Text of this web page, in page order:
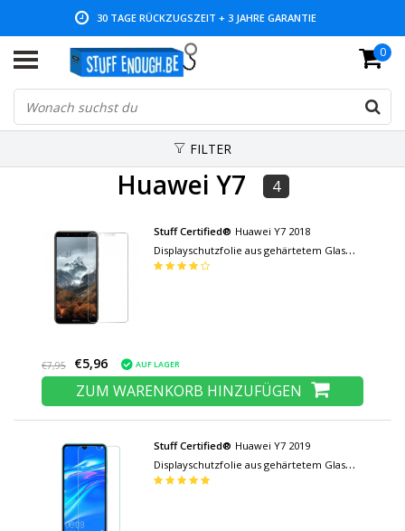
30 TAGE RÜCKZUGSZEIT + 3 JAHRE GARANTIE
NIEDRIGE PREISE UND GROSSE AUSWAHL 0
FILTER
Huawei Y7 4
Stuff Certified® Huawei Y7 2018
Displayschutzfolie aus gehärtetem Glas
Filmglas aus gehärtetem Glas
€7,95 €5,96 AUF LAGER
ZUM WARENKORB HINZUFÜGEN
Stuff Certified® Huawei Y7 2019
Displayschutzfolie aus gehärtetem Glas
Filmglas aus gehärtetem Glas